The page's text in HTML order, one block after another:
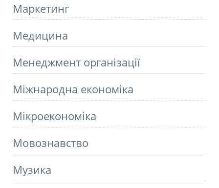
Маркетинг
Медицина
Менеджмент організації
Міжнародна економіка
Мікроекономіка
Мовознавство
Музика